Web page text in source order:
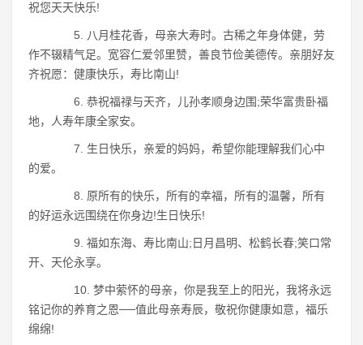
祝您天天快乐!
5. 八月桂花香，母亲大寿时。古稀之年身体健，劳
作不辍精气足。宽容仁爱邻里赞，善良节俭美德传。亲朋好友
齐祝愿：健康快乐，寿比南山!
6. 恭祝福禄与天齐，儿孙孝顺身边围;荣华富贵卧福
地，人寿年康全家安。
7. 生日快乐，亲爱的妈妈，希望你能理解我们心中
的爱。
8. 原所有的快乐，所有的幸福，所有的温馨，所有
的好运永远围绕在你身边!生日快乐!
9. 福如东海、寿比南山;日月昌明、松鹤长春;笑口常
开、天伦永享。
10. 梦中萦怀的母亲，你是我至上的阳光，我将永远
铭记你的养育之恩──值此母亲寿辰，敬祝你健康如意，福乐
绵绵!